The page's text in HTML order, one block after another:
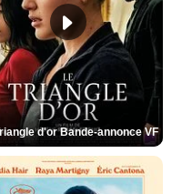
d'or Bande-annonce VF